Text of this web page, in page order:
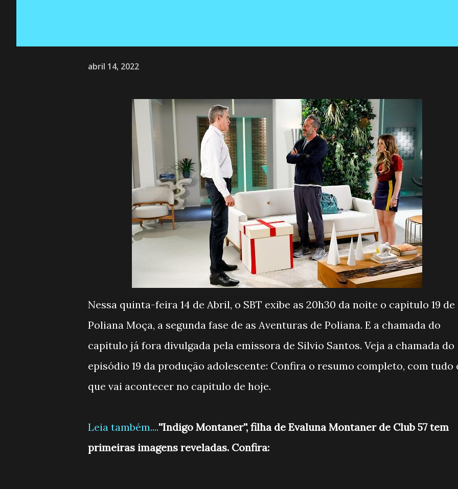
abril 14, 2022
Nessa quinta-feira 14 de Abril, o SBT exibe as 20h30 da noite o capitulo 19 de
Poliana Moça, a segunda fase de as Aventuras de Poliana. E a chamada do
capitulo já fora divulgada pela emissora de Silvio Santos. Veja a chamada do
episódio 19 da produção adolescente: Confira o resumo completo, com tudo
que vai acontecer no capitulo de hoje.
Leia também....''Indigo Montaner'', filha de Evaluna Montaner de Club 57 tem
primeiras imagens reveladas. Confira: